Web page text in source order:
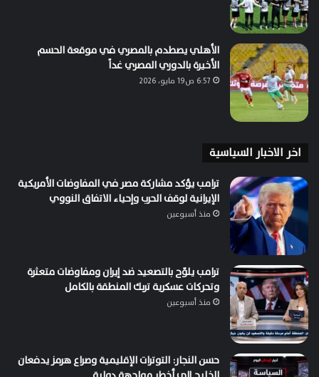
الأهلي يصطدم بالمصري في موقعة الحسم
الأخيرة بالدوري المصري غداً
6:57 ص19 مايو، 2026
اخر الاخبار السياسية
ترامب يؤكد مشاركة مصر في المفاوضات الأمريكية
الإيرانية لوقف الحرب وإحياء الاتفاق النووي
منذ أسبوعين
ترامب يلوّح بالتصعيد ضد إيران ومفاوضات متعثرة
وتحركات عسكرية تربك المنطقة بالكامل
منذ أسبوعين
حسن النجار: التوترات الإقليمية وصراع هرمز يدفعان